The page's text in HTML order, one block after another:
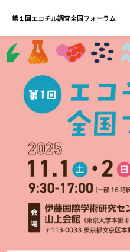
第１回エコチル調査全国フォーラム